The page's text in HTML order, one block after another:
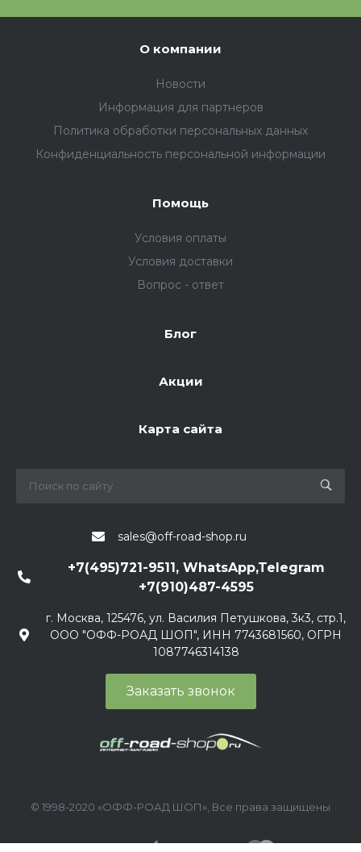
О компании
Новости
Информация для партнеров
Политика обработки персональных данных
Конфиденциальность персональной информации
Помощь
Условия оплаты
Условия доставки
Вопрос - ответ
Блог
Акции
Карта сайта
sales@off-road-shop.ru
+7(495)721-9511, WhatsApp,Telegram
+7(910)487-4595
г. Москва, 125476, ул. Василия Петушкова, 3к3, стр.1,
ООО "ОФФ-РОАД ШОП", ИНН 7743681560, ОГРН
1087746314138
Заказать звонок
© 1998-2020 «ОФФ-РОАД ШОП», Все права защищены